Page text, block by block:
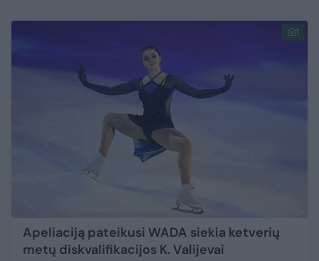
1
Apeliaciją pateikusi WADA siekia ketverių
metų diskvalifikacijos K. Valijevai